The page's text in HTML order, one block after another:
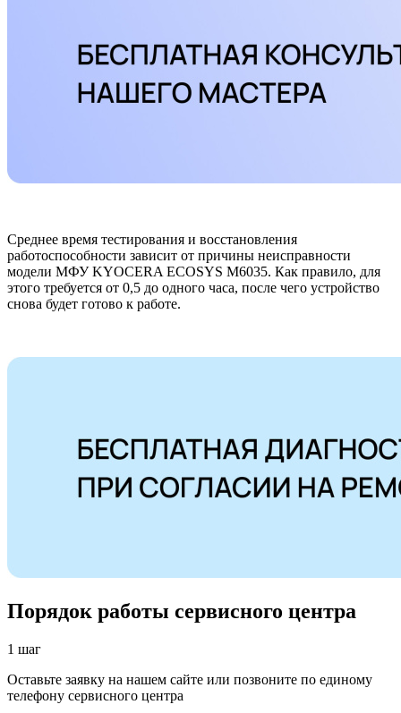
Среднее время тестирования и восстановления
работоспособности зависит от причины неисправности
модели МФУ KYOCERA ECOSYS M6035. Как правило, для
этого требуется от 0,5 до одного часа, после чего устройство
снова будет готово к работе.
Порядок работы сервисного центра
1 шаг
Оставьте заявку на нашем сайте или позвоните по единому
телефону сервисного центра